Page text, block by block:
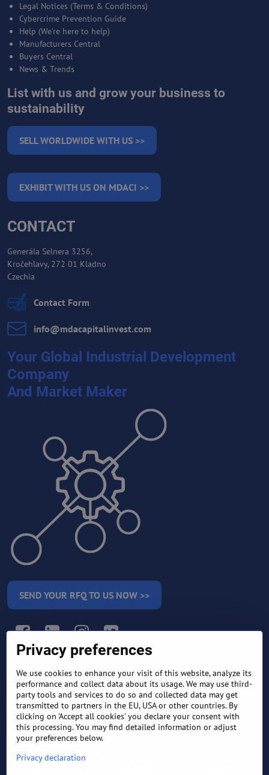
Legal Notices (Terms & Conditions)
Cybercrime Prevention Guide
Help (We're here to help)
Manufacturers Central
Buyers Central
News & Trends
List with us and grow your business to
sustainability
SELL WORLDWIDE WITH US >>
EXHIBIT WITH US ON MDACI >>
CONTACT
Generála Selnera 3256,
Kročehlavy, 272 01 Kladno
Czechia
Contact Form
info​@mdacapitalinvest​.com
Your Global Industrial Development
Company
And Market Maker
SEND YOUR RFQ TO US NOW >>
TERMS AND CONDITIONS
RETURN AND REFUND
POLICY
FREQUENTLY ASKED
QUESTIONS
EXPORT FINANCE & LETTER
OF CREDIT
Privacy preferences
We use cookies to enhance your visit of this website, analyze its
performance and collect data about its usage. We may use third-
party tools and services to do so and collected data may get
transmitted to partners in the EU, USA or other countries. By
clicking on 'Accept all cookies' you declare your consent with
this processing. You may find detailed information or adjust
your preferences below.
Privacy declaration